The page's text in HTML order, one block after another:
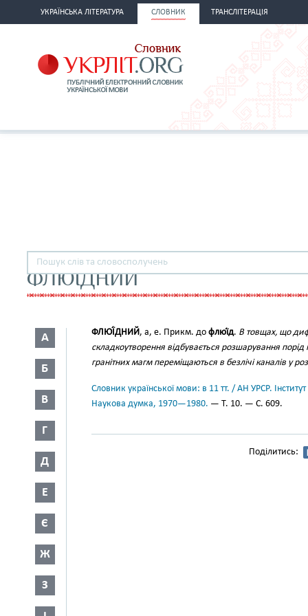
УКРАЇНСЬКА ЛІТЕРАТУРА СЛОВНИК ТРАНСЛІТЕРАЦІЯ
ФЛЮЇДНИЙ
А
Б
В
Г
Д
Е
Є
Ж
З
ФЛЮЇ́ДНИЙ, а, е. Прикм. до флюї́д. В товщах, що
складкоутворення відбувається розшарування
гранітних магм переміщаються в безлічі каналів у
Словник української мови: в 11 тт. / АН УРСР.
Наукова думка, 1970—1980. — Т. 10. — С. 609.
Поділитись: